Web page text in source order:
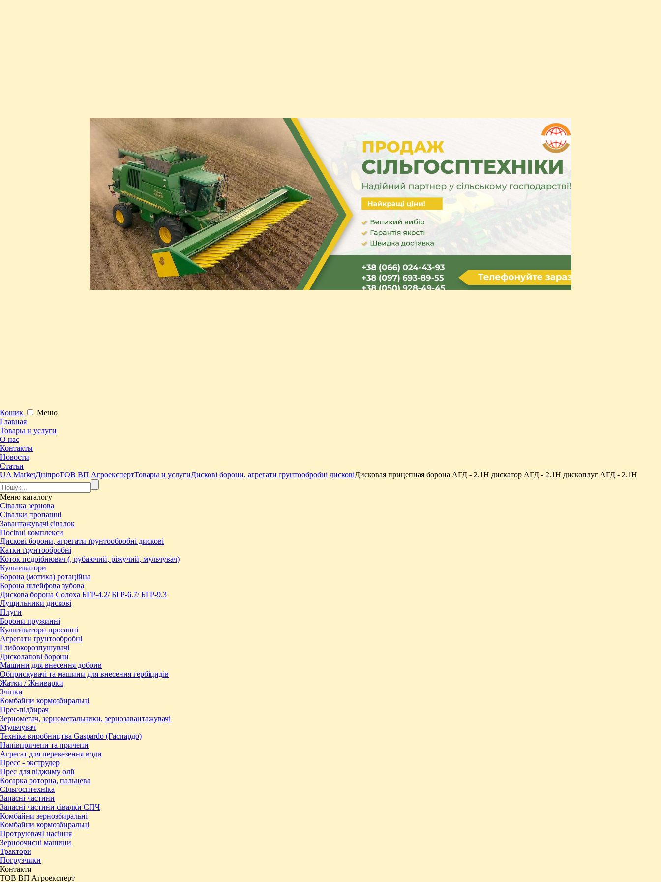
Кошик
Меню
Главная
Товары и услуги
О нас
Контакты
Новости
Статьи
UA MarketДніпроТОВ ВП АгроекспертТовары и услугиДискові борони, агрегати ґрунтообробні дискові​Дисковая прицепная борона АГД - 2.1Н дискатор АГД - 2.1Н дископлуг АГД - 2.1Н
Меню каталогу
Сівалка зернова
Сівалки пропашні
Завантажувачі сівалок
Посівні комплекси
Дискові борони, агрегати ґрунтообробні дискові
Катки ґрунтообробні
Коток подрібнювач (, рубаючий, ріжучий, мульчувач)
Культиватори
Борона (мотика) ротаційна
Борона шлейфова зубова
Дискова борона Солоха БГР-4.2/ БГР-6.7/ БГР-9.3
Лущильники дискові
Плуги
Борони пружинні
Культиватори просапні
Агрегати ґрунтообробні
Глибокорозпушувачі
Дисколапові борони
Машини для внесення добрив
Обприскувачі та машини для внесення гербіцидів
Жатки / Жниварки
Зчіпки
Комбайни кормозбиральні
Прес-підбирач
Зернометач, зернометальники, зернозавантажувачі
Мульчувач
Техніка виробництва Gaspardo (Гаспардо)
Напівпричепи та причепи
Агрегат для перевезення води
Пресc - экструдер
Прес для віджиму олії
Косарка роторна, пальцева
Сільгосптехніка
Запасні частини
Запасні частини сівалки СПЧ
Комбайни зернозбиральні
Комбайни кормозбиральні
ПротруювачІ насіння
Зерноочисні машини
Трактори
Погрузчики
Контакти
ТОВ ВП Агроексперт